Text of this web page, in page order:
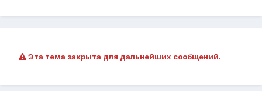
Эта тема закрыта для дальнейших сообщений.